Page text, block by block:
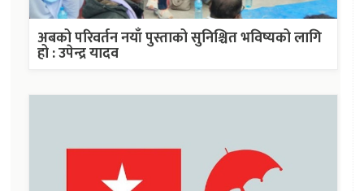
अबको परिवर्तन नयाँ पुस्ताको सुनिश्चित भविष्यको लागि
हो : उपेन्द्र यादव